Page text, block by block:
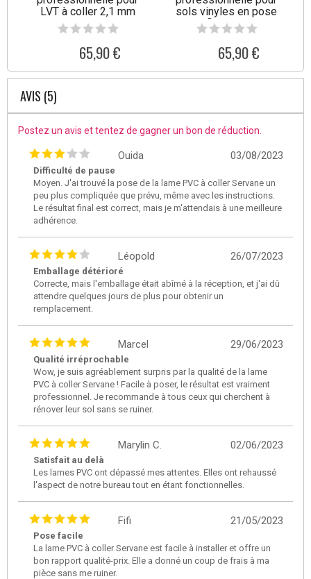
LVT à coller 2,1 mm
65,90 €
sols vinyles en pose
flottante
65,90 €
AVIS (5)
Postez un avis et tentez de gagner un bon de réduction.
03/08/2023
Ouida
Difficulté de pause
Moyen. J'ai trouvé la pose de la lame PVC à coller Servane un
peu plus compliquée que prévu, même avec les instructions.
Le résultat final est correct, mais je m'attendais à une meilleure
adhérence.
26/07/2023
Léopold
Emballage détérioré
Correcte, mais l'emballage était abîmé à la réception, et j'ai dû
attendre quelques jours de plus pour obtenir un
remplacement.
29/06/2023
Marcel
Qualité irréprochable
Wow, je suis agréablement surpris par la qualité de la lame
PVC à coller Servane ! Facile à poser, le résultat est vraiment
professionnel. Je recommande à tous ceux qui cherchent à
rénover leur sol sans se ruiner.
02/06/2023
Marylin C.
Satisfait au delà
Les lames PVC ont dépassé mes attentes. Elles ont rehaussé
l'aspect de notre bureau tout en étant fonctionnelles.
21/05/2023
Fifi
Pose facile
La lame PVC à coller Servane est facile à installer et offre un
bon rapport qualité-prix. Elle a donné un coup de frais à ma
pièce sans me ruiner.